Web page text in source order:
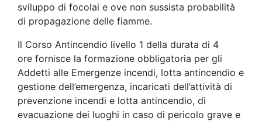
sviluppo di focolai e ove non sussista probabilità
di propagazione delle fiamme.
Il Corso Antincendio livello 1 della durata di 4
ore fornisce la formazione obbligatoria per gli
Addetti alle Emergenze incendi, lotta antincendio e
gestione dell’emergenza, incaricati dell’attività di
prevenzione incendi e lotta antincendio, di
evacuazione dei luoghi in caso di pericolo grave e